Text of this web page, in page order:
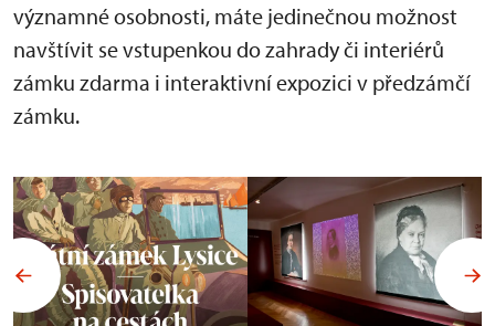
významné osobnosti, máte jedinečnou možnost
navštívit se vstupenkou do zahrady či interiérů
zámku zdarma i interaktivní expozici v předzámčí
zámku.